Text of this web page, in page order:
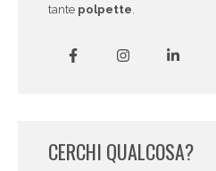
tante polpette
CERCHI QUALCOSA?